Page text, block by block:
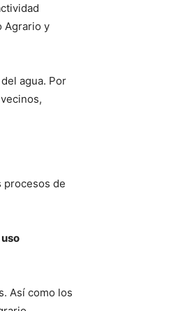
Agrario y
agua. Por
procesos de
Así como los